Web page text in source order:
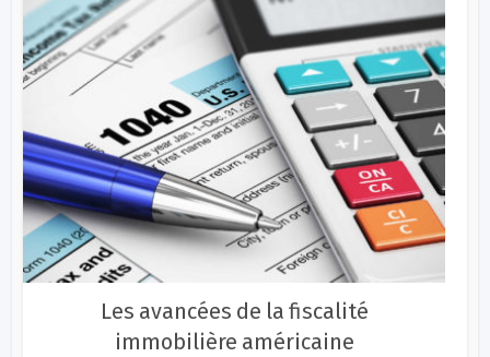
Les avancées de la fiscalité
immobilière américaine